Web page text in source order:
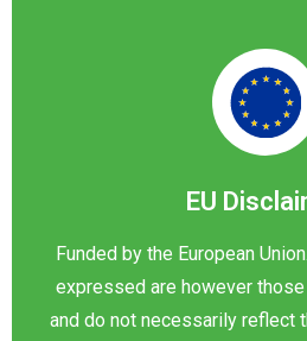
EU
Funded by the European
expressed are however
and do not necessarily reflect